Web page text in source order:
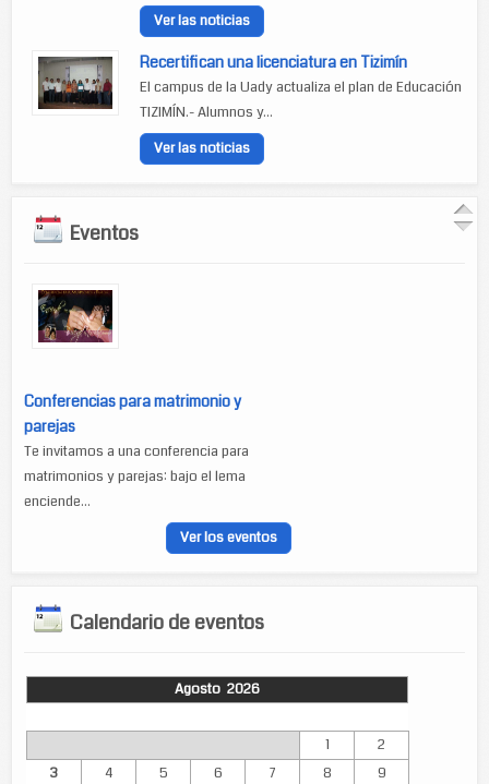
Ver las noticias
Recertifican una licenciatura en Tizimín
El campus de la Uady actualiza el plan de Educación
TIZIMÍN.- Alumnos y...
Ver las noticias
Eventos
Conferencias para matrimonio y
parejas
Te invitamos a una conferencia para
matrimonios y parejas: bajo el lema
enciende...
Ver los eventos
Calendario de eventos
Agosto 2026
1
2
3
4 5 6 7 8
9